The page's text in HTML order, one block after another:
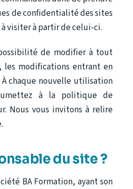
de confidentialité des sites
visiter à partir de celui-ci.
de modifier à tout
modifications entrant en
chaque nouvelle utilisation
à la politique de
Nous vous invitons à relire
du site ?
BA Formation, ayant son